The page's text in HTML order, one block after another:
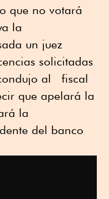
que no votará
la
un juez
solicitadas
al fiscal
que apelará la
la
del banco